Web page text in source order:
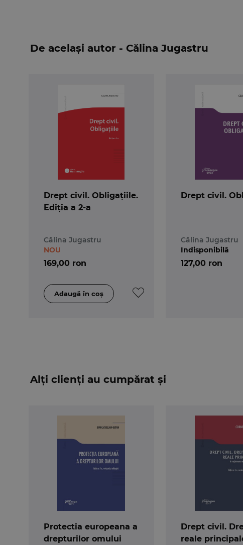
obligatiei de dezdaunare, in prezenta conditiilor
confortului raportului obligational, iar
dinamica
De același autor - Călina Jugastru
Drept civil. Obligațiile.
Ediția a 2-a
Călina Jugastru
169,00 ron
NOU
Drept civil.
Călina Jugastru
127,00 ron
Indisponibilă
Alți clienți au cumpărat și
Protectia europeana a
drepturilor omului
Drept civil.
reale